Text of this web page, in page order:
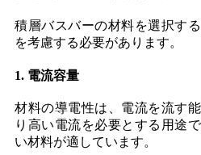
積層バスバーの材料を選択す
を考慮する必要があります。
1. 電流容量
材料の導電性は、電流を流す
り高い電流を必要とする用途
い材料が適しています。